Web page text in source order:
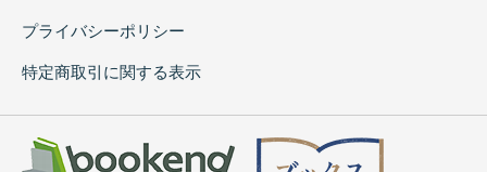
プライバシーポリシー
特定商取引に関する表示